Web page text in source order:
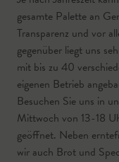
gesamte Palette an
Transparenz und vor
gegenüber liegt uns
mit bis zu 40
eigenen Betrieb
Besuchen Sie uns in
Mittwoch von 13-18
geöffnet. Neben
wir auch Brot und